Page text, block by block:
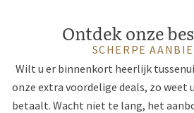
Ontdek onze
SCHERPE
Wilt u er binnenkort heerlijk
onze extra voordelige deals, zo weet
betaalt. Wacht niet te lang, het